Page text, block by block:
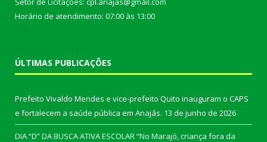
Horário de atendimento: 07:00 às 13:00
ÚLTIMAS PUBLICAÇÕES
Prefeito Vivaldo Mendes e vice-prefeito Quito inauguram o CAPS
e fortalecem a saúde pública em Anajás. 13 de junho de 2026
DIA “D” DA BUSCA ATIVA ESCOLAR “No Marajó, criança fora da